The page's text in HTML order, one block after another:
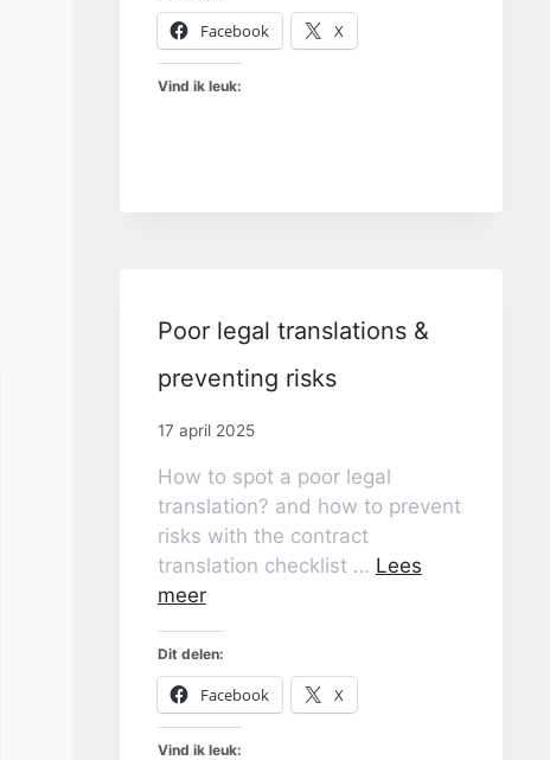
Facebook X
Vind ik leuk:
Poor legal translations &
preventing risks
17 april 2025
How to spot a poor legal
translation? and how to prevent
risks with the contract
translation checklist … Lees
meer
Dit delen:
Facebook X
Vind ik leuk: